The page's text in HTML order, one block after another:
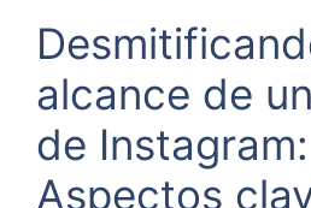
alcance de
de Instagram:
Aspectos